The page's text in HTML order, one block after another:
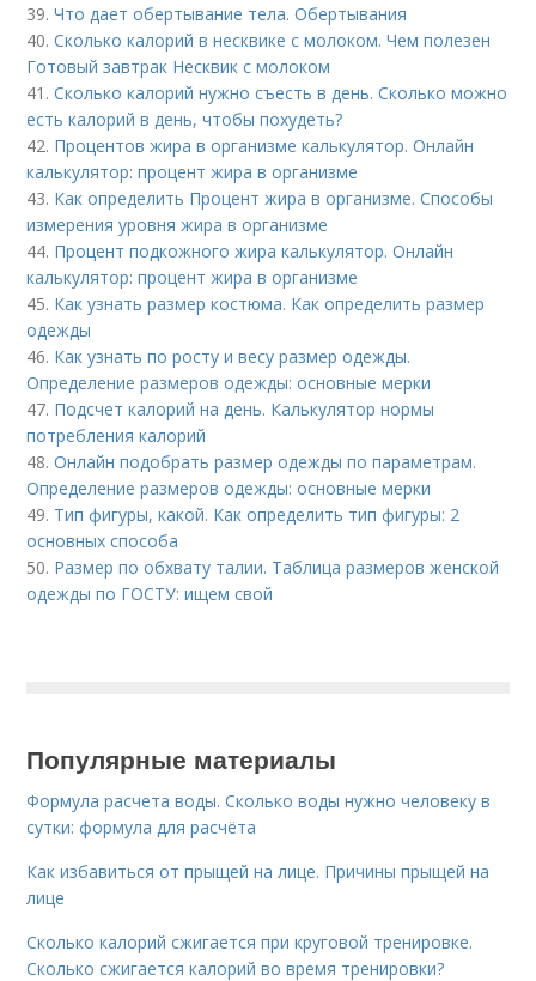
39.Что дает обертывание тела. Обертывания
40.Сколько калорий в несквике с молоком. Чем полезен
Готовый завтрак Несквик с молоком
41.Сколько калорий нужно съесть в день. Сколько можно
есть калорий в день, чтобы похудеть?
42. Процентов жира в организме калькулятор. Онлайн
калькулятор: процент жира в организме
43. Как определить Процент жира в организме. Способы
измерения уровня жира в организме
44. Процент подкожного жира калькулятор. Онлайн
калькулятор: процент жира в организме
45. Как узнать размер костюма. Как определить размер
одежды
46. Как узнать по росту и весу размер одежды.
Определение размеров одежды: основные мерки
47. Подсчет калорий на день. Калькулятор нормы
потребления калорий
48.Онлайн подобрать размер одежды по параметрам.
Определение размеров одежды: основные мерки
49. Тип фигуры, какой. Как определить тип фигуры: 2
основных способа
50. Размер по обхвату талии. Таблица размеров женской
одежды по ГОСТУ: ищем свой
Популярные материалы
Формула расчета воды. Сколько воды нужно человеку в
сутки: формула для расчёта
Как избавиться от прыщей на лице. Причины прыщей на
лице
Сколько калорий сжигается при круговой тренировке.
Сколько сжигается калорий во время тренировки?